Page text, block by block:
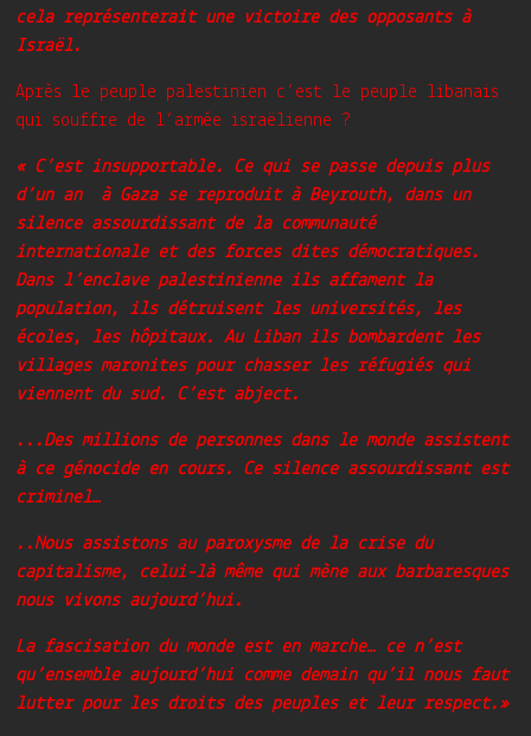
cela représenterait une victoire des opposants à
Israël.
Après le peuple palestinien c’est le peuple libanais
qui souffre de l’armée israëlienne ?
« C’est insupportable. Ce qui se passe depuis plus
d’un an à Gaza se reproduit à Beyrouth, dans un
silence assourdissant de la communauté
internationale et des forces dites démocratiques.
Dans l’enclave palestinienne ils affament la
population, ils détruisent les universités, les
écoles, les hôpitaux. Au Liban ils bombardent les
villages maronites pour chasser les réfugiés qui
viennent du sud. C’est abject.
. ..Des millions de personnes dans le monde assistent
à ce génocide en cours. Ce silence assourdissant est
criminel…
..Nous assistons au paroxysme de la crise du
capitalisme, celui-là même qui mène aux barbaresques
nous vivons aujourd’hui.
La fascisation du monde est en marche… ce n’est
qu’ensemble aujourd’hui comme demain qu’il nous faut
lutter pour les droits des peuples et leur respect.»